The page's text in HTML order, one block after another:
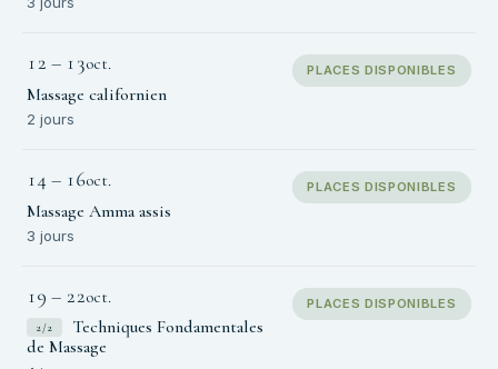
12 – 13oct.
Massage californien
2 jours
PLACES DISPONIBLES
14 – 16oct.
Massage Amma assis
3 jours
PLACES DISPONIBLES
19 – 22oct.
2/2
Techniques Fondamentales
de Massage
PLACES DISPONIBLES